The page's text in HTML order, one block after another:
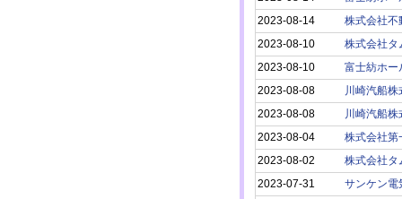
2023-08-14
株式会社不
2023-08-10
株式会社タ
2023-08-10
富士紡ホー
2023-08-08
川崎汽船株
2023-08-08
川崎汽船株
2023-08-04
株式会社第
2023-08-02
株式会社タ
2023-07-31
サンケン電